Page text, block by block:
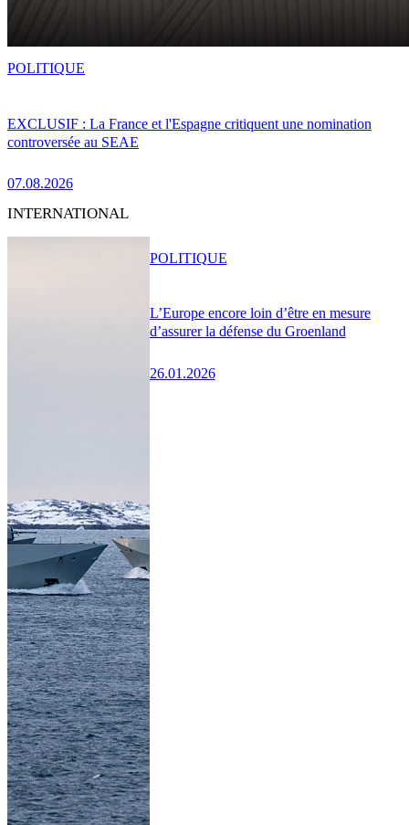
EXCLUSIF : La France et l'Espagne critiquent une nomination
controversée au SEAE
07.08.2026
POLITIQUE
INTERNATIONAL
L’Europe encore loin d’être en mesure
d’assurer la défense du Groenland
26.01.2026
POLITIQUE